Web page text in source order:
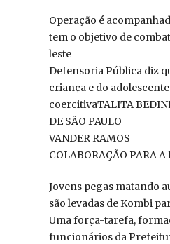
Operação é
tem o objetivo de
leste
Defensoria Pública diz
criança e do
coercitivaTALITA
DE SÃO PAULO
VANDER RAMOS
COLABORAÇÃO PARA A
Jovens pegas matando
são levadas de Kombi
Uma força-tarefa,
funcionários da